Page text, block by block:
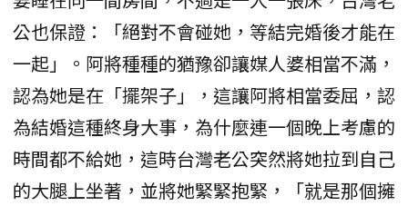
公也保證：「絕對不會碰她，等結完婚後才能在
一起」。阿將種種的猶豫卻讓媒人婆相當不滿，
認為她是在「擺架子」，這讓阿將相當委屈，認
為結婚這種終身大事，為什麼連一個晚上考慮的
時間都不給她，這時台灣老公突然將她拉到自己
的大腿上坐著，並將她緊緊抱緊，「就是那個擁